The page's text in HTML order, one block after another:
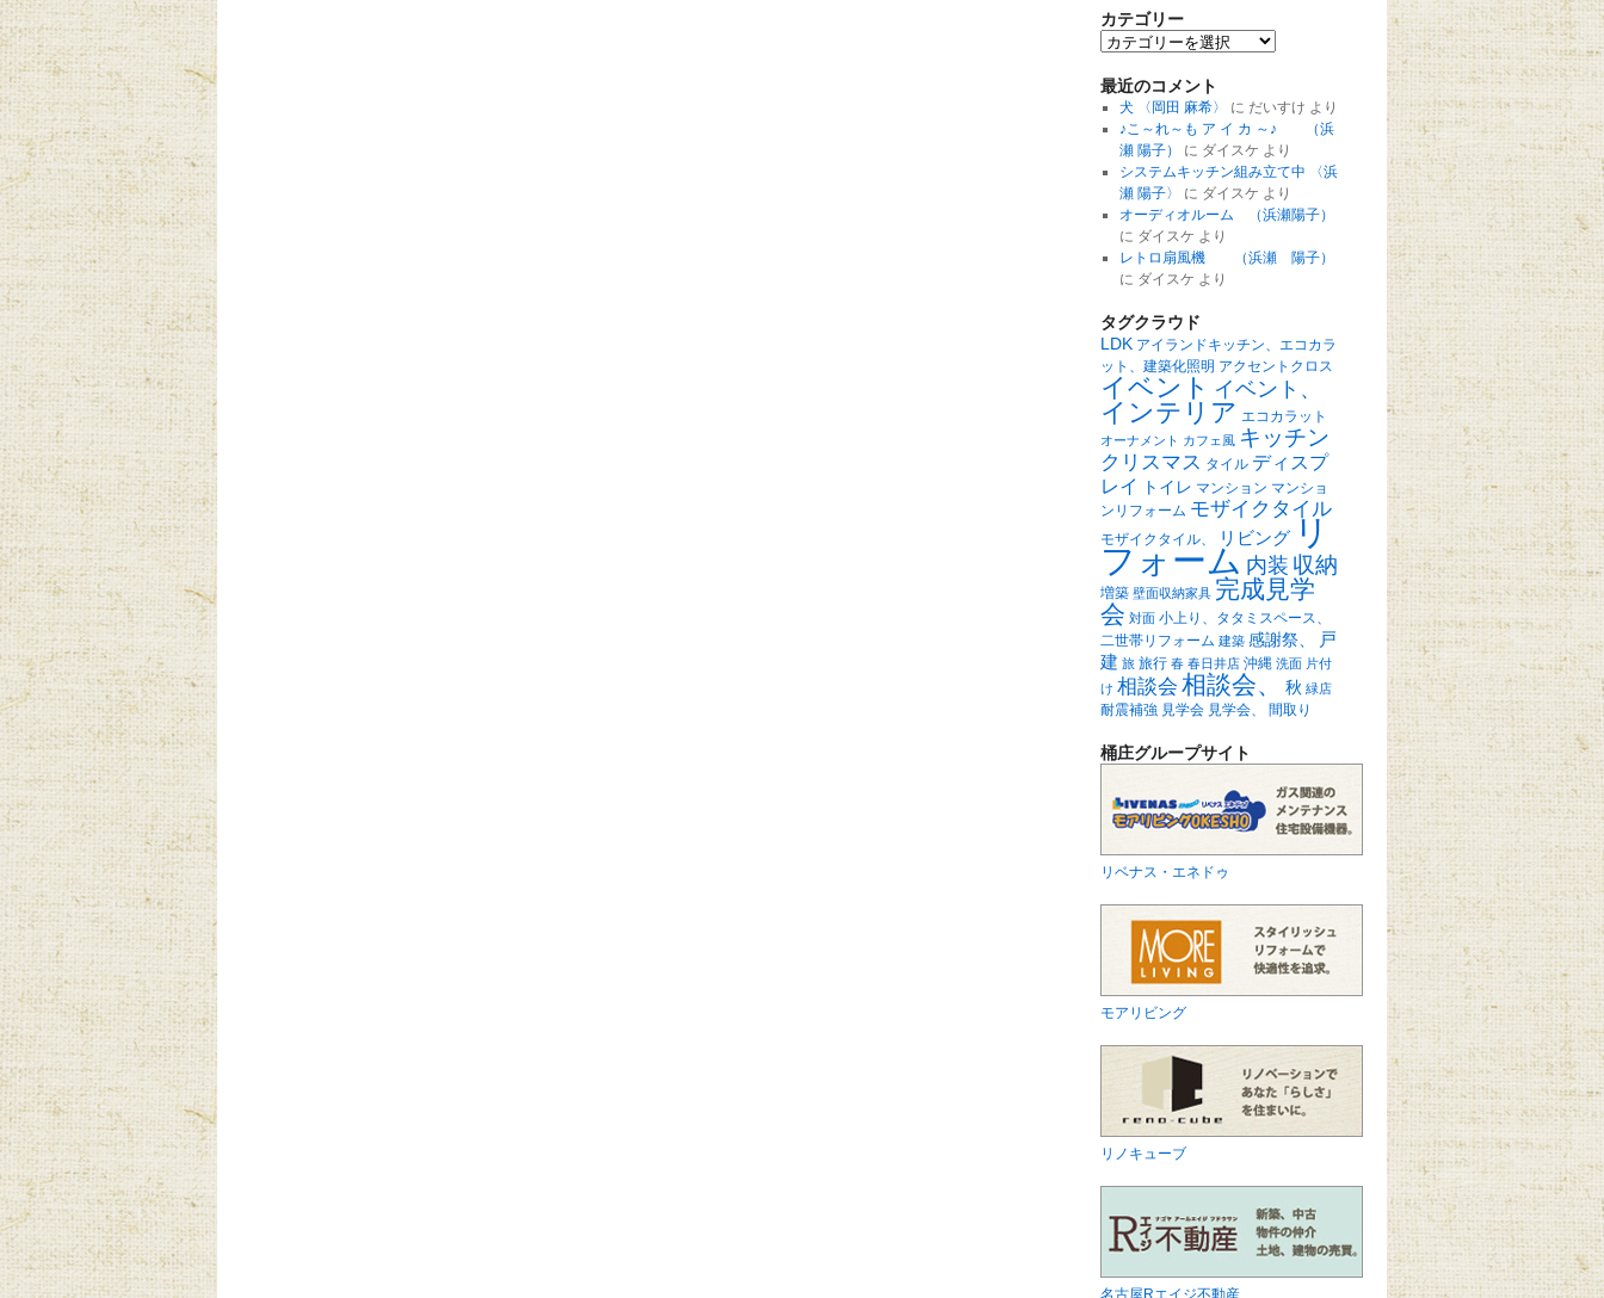
カテゴリー
最近のコメント
犬 〈岡田 麻希〉 に だいすけ より
♪こ～れ～も ア イ カ ～♪ （浜
瀬 陽子）
に ダイスケ より
システムキッチン組み立て中 〈浜
瀬 陽子〉
に ダイスケ より
オーディオルーム （浜瀬陽子）
に ダイスケ より
レトロ扇風機 （浜瀬 陽子）
に ダイスケ より
タグクラウド
LDK アイランドキッチン、エコカラ
ット、建築化照明 アクセントクロス
イベント イベント、
インテリア エコカラット
オーナメント カフェ風 キッチン
クリスマス タイル ディスプ
レイ
トイレ マンション マンショ
ンリフォーム モザイクタイル
モザイクタイル、 リビング リ
フォーム 内装 収納
増築 壁面収納家具 完成見学
会 対面 小上り、タタミスペース、
二世帯リフォーム 建築 感謝祭、
戸
建 旅 旅行 春 春日井店 沖縄 洗面 片付
け 相談会 相談会、 秋 緑店
耐震補強 見学会 見学会、 間取り
桶庄グループサイト
リベナス・エネドゥ
モアリビング
リノキューブ
名古屋Rエイジ不動産